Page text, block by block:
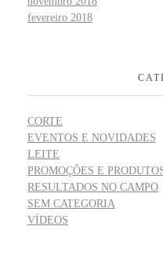
fevereiro 2018
CORTE
EVENTOS E NOVIDADES
LEITE
PROMOÇÕES E
RESULTADOS NO CAMPO
SEM CATEGORIA
VÍDEOS